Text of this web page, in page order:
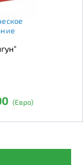
(Евро)